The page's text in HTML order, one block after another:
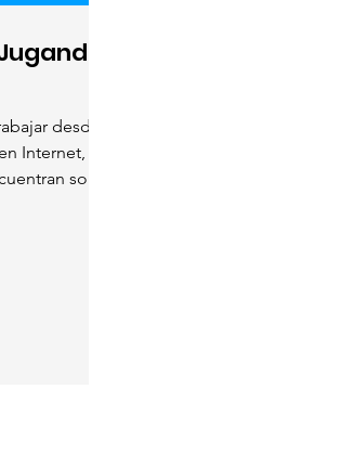
desde
Internet,
son...